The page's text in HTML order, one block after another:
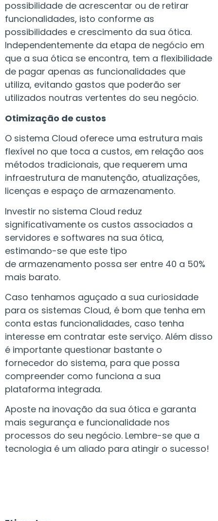
possibilidade de acrescentar ou de retirar
funcionalidades, isto conforme as
possibilidades e crescimento da sua ótica.
Independentemente da etapa de negócio em
que a sua ótica se encontra, tem a flexibilidade
de pagar apenas as funcionalidades que
utiliza, evitando gastos que poderão ser
utilizados noutras vertentes do seu negócio.
Otimização de custos
O sistema Cloud oferece uma estrutura mais
flexível no que toca a custos, em relação aos
métodos tradicionais, que requerem uma
infraestrutura de manutenção, atualizações,
licenças e espaço de armazenamento.
Investir no sistema Cloud reduz
significativamente os custos associados a
servidores e softwares na sua ótica,
estimando-se que este tipo
de armazenamento possa ser entre 40 a 50%
mais barato.
Caso tenhamos aguçado a sua curiosidade
para os sistemas Cloud, é bom que tenha em
conta estas funcionalidades, caso tenha
interesse em contratar este serviço. Além disso
é importante questionar bastante o
fornecedor do sistema, para que possa
compreender como funciona a sua
plataforma integrada.
Aposte na inovação da sua ótica e garanta
mais segurança e funcionalidade nos
processos do seu negócio. Lembre-se que a
tecnologia é um aliado para atingir o sucesso!